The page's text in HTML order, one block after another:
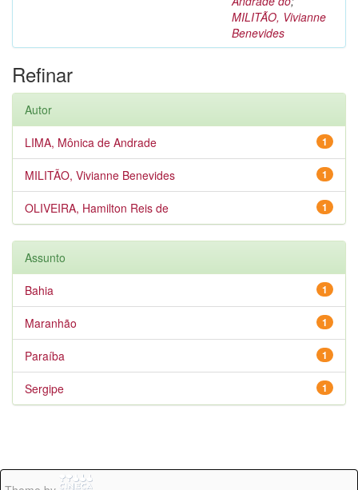
MILITÃO, Vivianne
Benevides
Refinar
Autor
1
LIMA, Mônica de Andrade
1
MILITÃO, Vivianne Benevides
1
OLIVEIRA, Hamilton Reis de
Assunto
1
Bahia
1
Maranhão
1
Paraíba
1
Sergipe